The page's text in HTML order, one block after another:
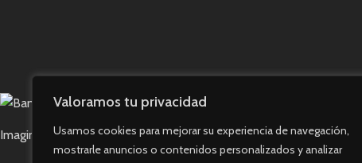
Valoramos tu privacidad
Usamos cookies para mejorar su experiencia de navegación,
mostrarle anuncios o contenidos personalizados y analizar
Imagine Square © 2023. Todos los derechos reservados.